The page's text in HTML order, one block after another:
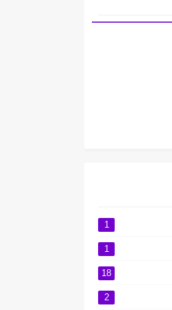
1
1
18
2